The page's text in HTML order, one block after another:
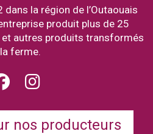
la région de l’Outaouais
produit plus de 25
autres produits transformés
ferme.
nos producteurs